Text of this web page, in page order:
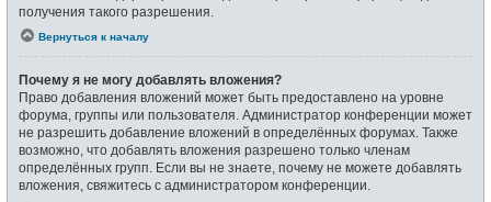
получения такого разрешения.
Вернуться к началу
Почему я не могу добавлять вложения?
Право добавления вложений может быть предоставлено на уровне
форума, группы или пользователя. Администратор конференции может
не разрешить добавление вложений в определённых форумах. Также
возможно, что добавлять вложения разрешено только членам
определённых групп. Если вы не знаете, почему не можете добавлять
вложения, свяжитесь с администратором конференции.